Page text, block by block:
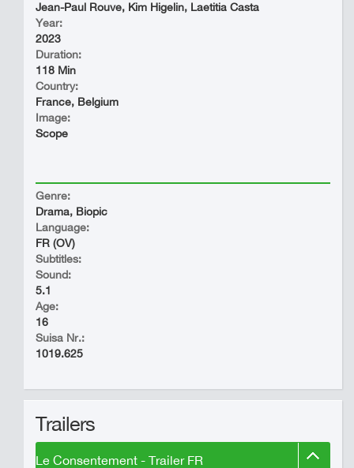
Jean-Paul Rouve, Kim Higelin, Laetitia Casta
Year:
2023
Duration:
118 Min
Country:
France, Belgium
Image:
Scope
Genre:
Drama, Biopic
Language:
FR (OV)
Subtitles:
Sound:
5.1
Age:
16
Suisa Nr.:
1019.625
Trailers
Le Consentement - Trailer FR